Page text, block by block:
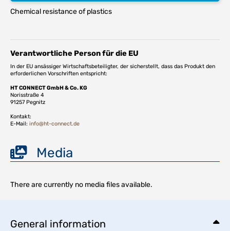
Chemical resistance of plastics
Verantwortliche Person für die EU
In der EU ansässiger Wirtschaftsbeteiligter, der sicherstellt, dass das Produkt den
erforderlichen Vorschriften entspricht:
HT CONNECT GmbH & Co. KG
Norisstraße 4
91257 Pegnitz
Kontakt:
E-Mail: info@ht-connect.de
Media
There are currently no media files available.
General information